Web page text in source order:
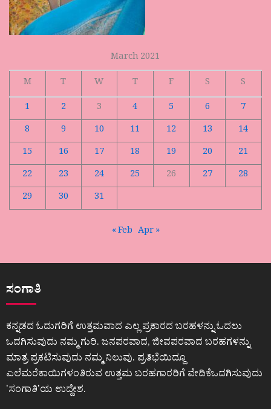
March 2021
M
T W T F S
S
1
2 3 4 5 6
7
8
9 10 11 12 13
14
15
16 17 18 19 20
21
22
23 24 25 26 27
28
29
30 31
« Feb Apr »
ಸಂಗಾತಿ
ಕನ್ನಡದ ಓದುಗರಿಗೆ ಉತ್ತಮವಾದ ಎಲ್ಲ ಪ್ರಕಾರದ ಬರಹಳನ್ನು ಓದಲು
ಒದಗಿಸುವುದು ನಮ್ಮ ಗುರಿ. ಜನಪರವಾದ, ಜೀವಪರವಾದ ಬರಹಗಳನ್ನು
ಮಾತ್ರ ಪ್ರಕಟಿಸುವುದು ನಮ್ಮ ನಿಲುವು. ಪ್ರತಿಭೆಯಿದ್ದೂ
ಎಲೆಮರೆಕಾಯಿಗಳಂತಿರುವ ಉತ್ತಮ ಬರಹಗಾರರಿಗೆ ವೇದಿಕೆಒದಗಿಸುವುದು
ʼಸಂಗಾತಿʼಯ ಉದ್ದೇಶ.